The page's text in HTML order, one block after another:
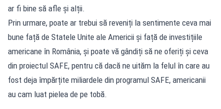
ar fi bine să afle și alții.
Prin urmare, poate ar trebui să reveniți la sentimente ceva mai
bune față de Statele Unite ale Americii și față de investițiile
americane în România, și poate vă gândiți să ne oferiți și ceva
din proiectul SAFE, pentru că dacă ne uităm la felul în care au
fost deja împărțite miliardele din programul SAFE, americanii
au cam luat pielea de pe tobă.